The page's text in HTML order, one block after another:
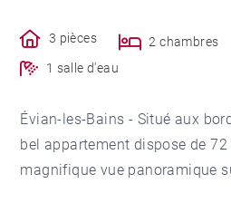
3 pièces
2 chambres
1 salle d'eau
Évian-les-Bains - Situé aux
bel appartement dispose de 72
magnifique vue panoramique